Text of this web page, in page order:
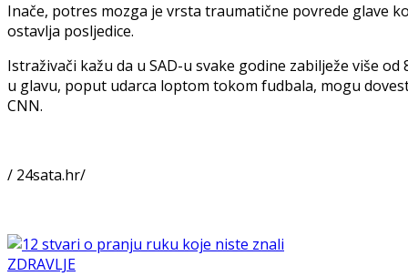
Inače, potres mozga je vrsta traumatične povrede glave
ostavlja posljedice.
Istraživači kažu da u SAD-u svake godine zabilježe više
u glavu, poput udarca loptom tokom fudbala, mogu
CNN.
/ 24sata.hr/
ZDRAVLJE